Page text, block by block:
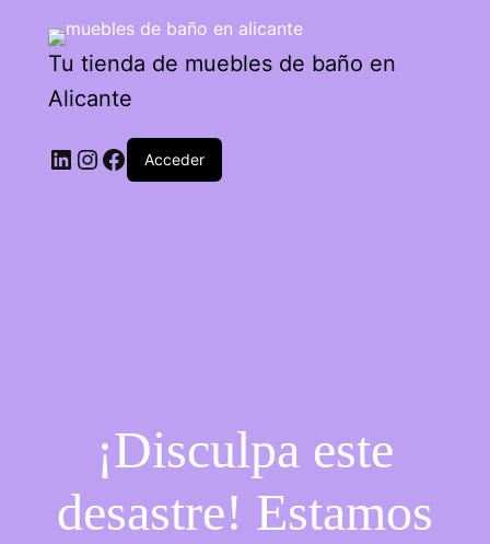
Tu tienda de muebles de baño en
Alicante
Acceder
¡Disculpa este
desastre! Estamos